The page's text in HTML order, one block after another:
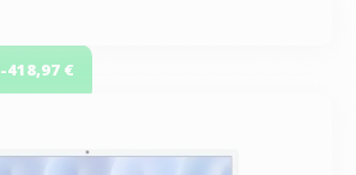
-418,97 €